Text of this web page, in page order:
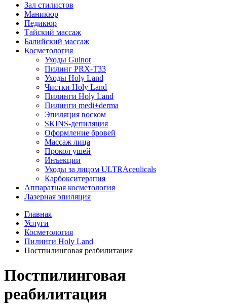
Зал стилистов
Маникюр
Педикюр
Тайский массаж
Балийский массаж
Косметология
Уходы Guinot
Пилинг PRX-T33
Уходы Holy Land
Чистки Holy Land
Пилинги Holy Land
Пилинги medi+derma
Эпиляция воском
SKINS-депиляция
Оформление бровей
Массаж лица
Прокол ушей
Инъекции
Уходы за лицом ULTRAceulicals
Карбокситерапия
Аппаратная косметология
Лазерная эпиляция
Главная
Услуги
Косметология
Пилинги Holy Land
Постпилинговая реабилитация
Постпилинговая
реабилитация